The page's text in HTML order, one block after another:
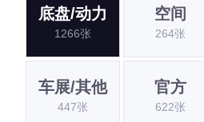
底盘/动力
1266张
空间
264张
车展/其他
447张
官方
622张